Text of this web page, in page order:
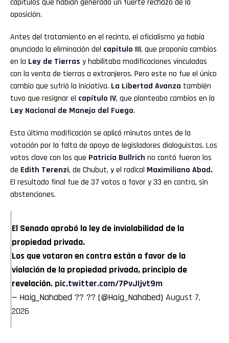
capítulos que habían generado un fuerte rechazo de la
oposición.
Antes del tratamiento en el recinto, el oficialismo ya había
anunciado la eliminación del capítulo III, que proponía cambios
en la Ley de Tierras y habilitaba modificaciones vinculadas
con la venta de tierras a extranjeros. Pero este no fue el único
cambio que sufrió la iniciativa. La Libertad Avanza también
tuvo que resignar el capítulo IV, que planteaba cambios en la
Ley Nacional de Manejo del Fuego.
Esta última modificación se aplicó minutos antes de la
votación por la falta de apoyo de legisladores dialoguistas. Los
votos clave con los que Patricia Bullrich no contó fueron los
de Edith Terenzi, de Chubut, y el radical Maximiliano Abad.
El resultado final fue de 37 votos a favor y 33 en contra, sin
abstenciones.
El Senado aprobó la ley de inviolabilidad de la
propiedad privada.
Los que votaron en contra están a favor de la
violación de la propiedad privada, principio de
revelación. pic.twitter.com/7PvJIjvt9m
— Haig_Nahabed ?? ?? (@Haig_Nahabed) August 7,
2026